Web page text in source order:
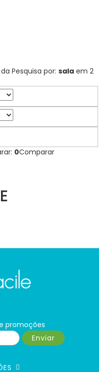
Pesquisa por: sala em 2
0Comparar
promoções
Enviar